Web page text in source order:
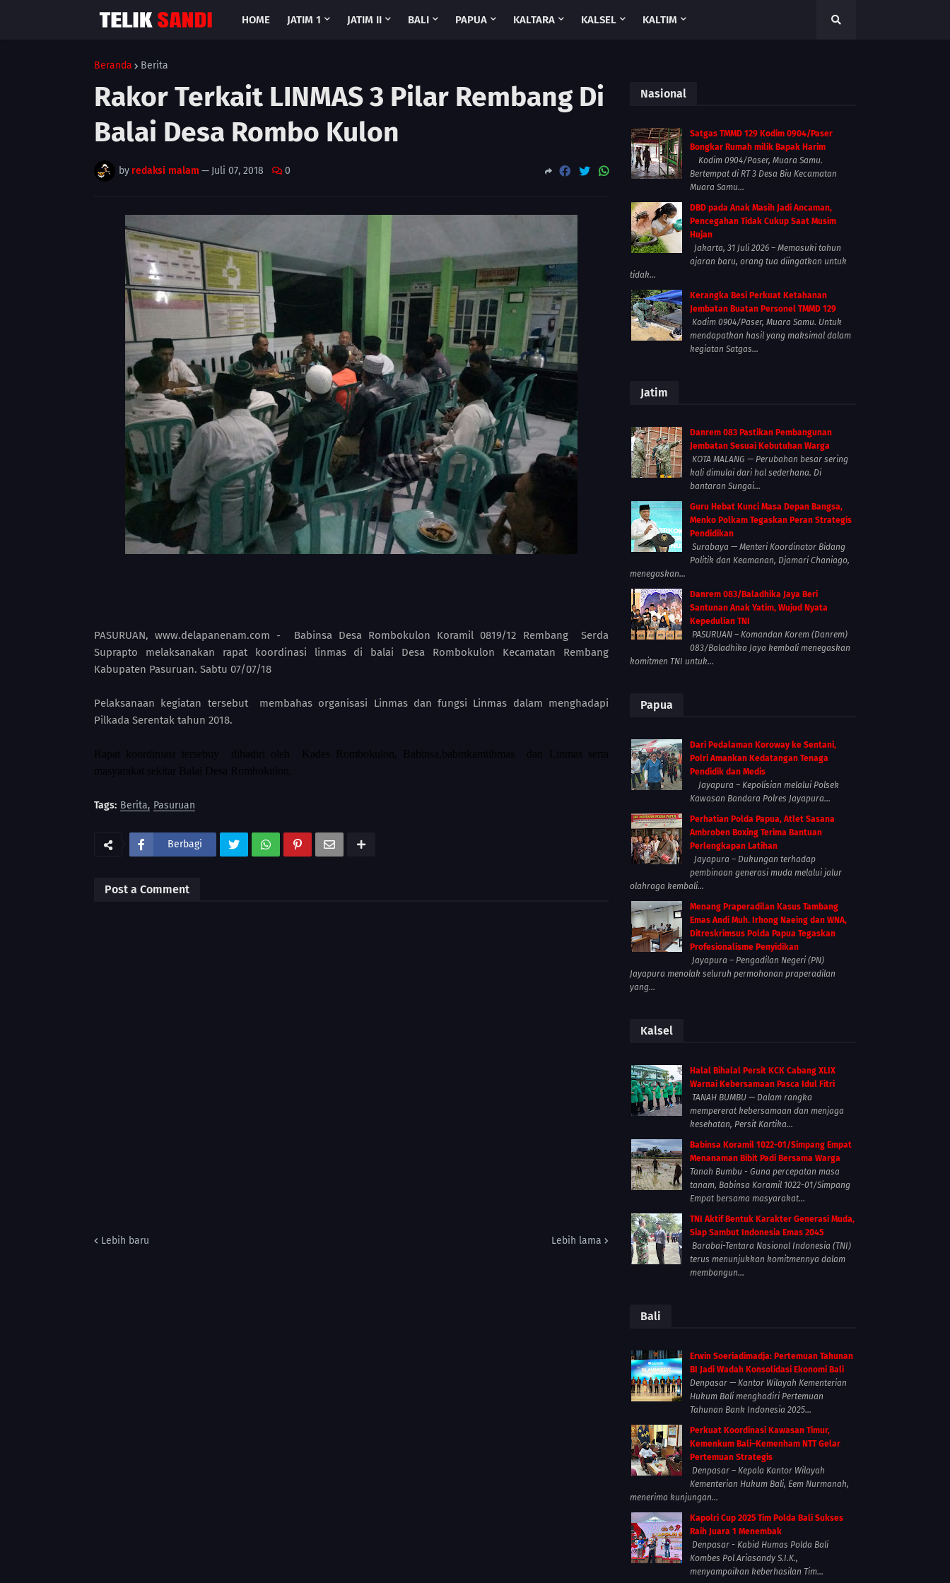
HOME JATIM 1 JATIM II BALI PAPUA KALTARA KALSEL KALTIM
Beranda Berita
Rakor Terkait LINMAS 3 Pilar Rembang Di
Balai Desa Rombo Kulon
by redaksi malam — Juli 07, 2018 0
PASURUAN, www.delapanenam.com - Babinsa Desa Rombokulon Koramil 0819/12 Rembang Serda
Suprapto melaksanakan rapat koordinasi linmas di balai Desa Rombokulon Kecamatan Rembang
Kabupaten Pasuruan. Sabtu 07/07/18
Pelaksanaan kegiatan tersebut membahas organisasi Linmas dan fungsi Linmas dalam menghadapi
Pilkada Serentak tahun 2018.
Rapat koordiniasi tersebuy dihadiri oleh Kades Rombokulon, Babinsa,babinkamtibmas dan Linmas serta
masyarakat sekitar Balai Desa Rombokulon.
Tags: Berita Pasuruan
Berbagi
Post a Comment
Lebih baru Lebih lama
Nasional
Satgas TMMD 129 Kodim 0904/Paser
Bongkar Rumah milik Bapak Harim
Kodim 0904/Paser, Muara Samu.
Bertempat di RT 3 Desa Biu Kecamatan
Muara Samu...
DBD pada Anak Masih Jadi Ancaman,
Pencegahan Tidak Cukup Saat Musim
Hujan
Jakarta, 31 Juli 2026 – Memasuki tahun
ajaran baru, orang tua diingatkan untuk
tidak...
Kerangka Besi Perkuat Ketahanan
Jembatan Buatan Personel TMMD 129
Kodim 0904/Paser, Muara Samu. Untuk
mendapatkan hasil yang maksimal dalam
kegiatan Satgas...
Jatim
Danrem 083 Pastikan Pembangunan
Jembatan Sesuai Kebutuhan Warga
KOTA MALANG — Perubahan besar sering
kali dimulai dari hal sederhana. Di
bantaran Sungai...
Guru Hebat Kunci Masa Depan Bangsa,
Menko Polkam Tegaskan Peran Strategis
Pendidikan
Surabaya — Menteri Koordinator Bidang
Politik dan Keamanan, Djamari Chaniago,
menegaskan...
Danrem 083/Baladhika Jaya Beri
Santunan Anak Yatim, Wujud Nyata
Kepedulian TNI
PASURUAN – Komandan Korem (Danrem)
083/Baladhika Jaya kembali menegaskan
komitmen TNI untuk...
Papua
Dari Pedalaman Koroway ke Sentani,
Polri Amankan Kedatangan Tenaga
Pendidik dan Medis
Jayapura – Kepolisian melalui Polsek
Kawasan Bandara Polres Jayapura...
Perhatian Polda Papua, Atlet Sasana
Ambroben Boxing Terima Bantuan
Perlengkapan Latihan
Jayapura – Dukungan terhadap
pembinaan generasi muda melalui jalur
olahraga kembali...
Menang Praperadilan Kasus Tambang
Emas Andi Muh. Irhong Naeing dan WNA,
Ditreskrimsus Polda Papua Tegaskan
Profesionalisme Penyidikan
Jayapura – Pengadilan Negeri (PN)
Jayapura menolak seluruh permohonan praperadilan
yang...
Kalsel
Halal Bihalal Persit KCK Cabang XLIX
Warnai Kebersamaan Pasca Idul Fitri
TANAH BUMBU — Dalam rangka
mempererat kebersamaan dan menjaga
kesehatan, Persit Kartika...
Babinsa Koramil 1022-01/Simpang Empat
Menanaman Bibit Padi Bersama Warga
Tanah Bumbu - Guna percepatan masa
tanam, Babinsa Koramil 1022-01/Simpang
Empat bersama masyarakat...
TNI Aktif Bentuk Karakter Generasi Muda,
Siap Sambut Indonesia Emas 2045
Barabai-Tentara Nasional Indonesia (TNI)
terus menunjukkan komitmennya dalam
membangun...
Bali
Erwin Soeriadimadja: Pertemuan Tahunan
BI Jadi Wadah Konsolidasi Ekonomi Bali
Denpasar — Kantor Wilayah Kementerian
Hukum Bali menghadiri Pertemuan
Tahunan Bank Indonesia 2025...
Perkuat Koordinasi Kawasan Timur,
Kemenkum Bali–Kemenham NTT Gelar
Pertemuan Strategis
Denpasar – Kepala Kantor Wilayah
Kementerian Hukum Bali, Eem Nurmanah,
menerima kunjungan...
Kapolri Cup 2025 Tim Polda Bali Sukses
Raih Juara 1 Menembak
Denpasar - Kabid Humas Polda Bali
Kombes Pol Ariasandy S.I.K.,
menyampaikan keberhasilan Tim...